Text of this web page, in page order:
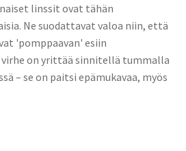
linssit ovat tähän
Ne suodattavat valoa niin, että
'pomppaavan' esiin
virhe on yrittää sinnitellä tummalla
– se on paitsi epämukavaa, myös